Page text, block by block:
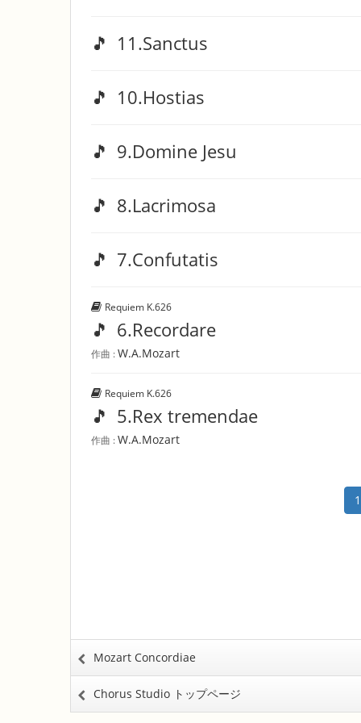
🎵 11.Sanctus
🎵 10.Hostias
🎵 9.Domine Jesu
🎵 8.Lacrimosa
🎵 7.Confutatis
Requiem K.626
🎵 6.Recordare
作曲 :W.A.Mozart
Requiem K.626
🎵 5.Rex tremendae
作曲 :W.A.Mozart
1
Mozart Concordiae
Chorus Studio トップページ